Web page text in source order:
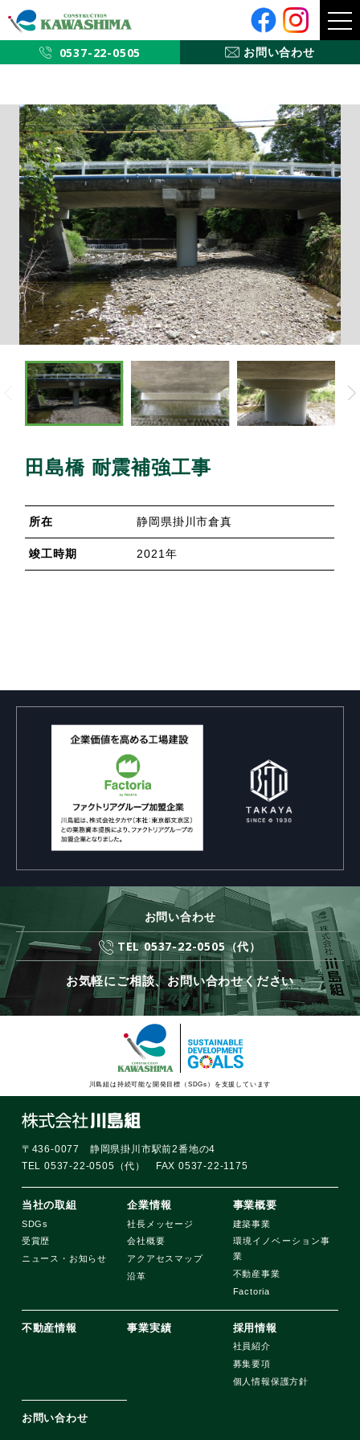
ニ
0537-22-0505 お問い合わせ
PREV
田島橋 耐震補強工事
所在 静岡県掛川市倉真
竣工時期 2021年
お問い合わせ
TEL 0537-22-0505（代）
お気軽にご相談、お問い合わせください
川島組は持続可能な開発目標（SDGs）を支援しています
〒436-0077 静岡県掛川市駅前2番地の4
TEL 0537-22-0505（代） FAX 0537-22-1175
当社の取組
SDGs
受賞歴
ニュース・お知らせ
企業情報
社長メッセージ
会社概要
アクアセスマップ
沿革
事業概要
建築事業
環境イノベーション事
業
不動産事業
Factoria
不動産情報 事業実績 採用情報
社員紹介
募集要項
個人情報保護方針
お問い合わせ